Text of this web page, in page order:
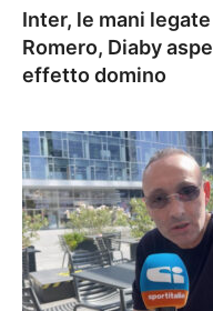
Inter, le mani
Romero, Diaby
effetto domino